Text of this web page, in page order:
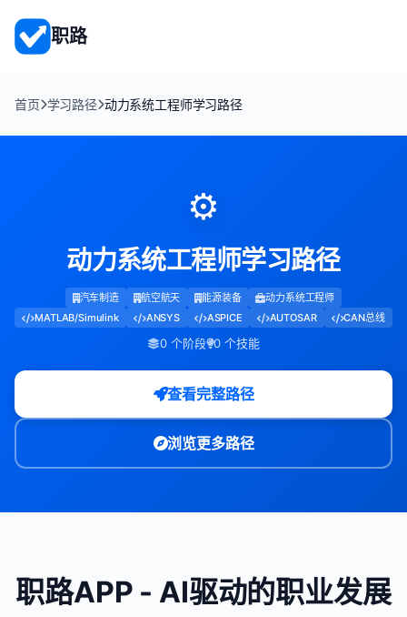
职路
首页 学习路径 动力系统工程师学习路径
⚙️
动力系统工程师学习路径
汽车制造 航空航天 能源装备
动力系统工程师
MATLAB/Simulink
ANSYS ASPICE AUTOSAR CAN总线
0 个阶段 0 个技能
查看完整路径
浏览更多路径
职路APP - AI驱动的职业发展